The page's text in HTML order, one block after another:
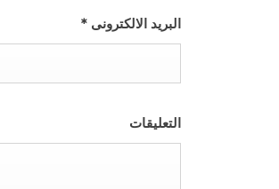
البريد الالكترونى *
التعليقات